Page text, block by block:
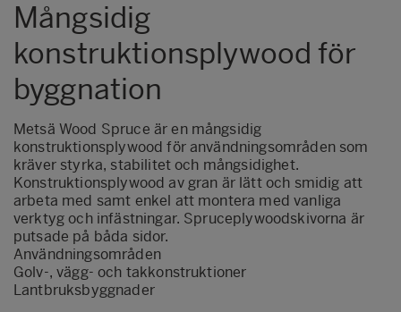
Mångsidig
konstruktionsplywood för
byggnation
Metsä Wood Spruce är en mångsidig
konstruktionsplywood för användningsområden som
kräver styrka, stabilitet och mångsidighet.
Konstruktionsplywood av gran är lätt och smidig att
arbeta med samt enkel att montera med vanliga
verktyg och infästningar. Spruceplywoodskivorna är
putsade på båda sidor.
Användningsområden
Golv-, vägg- och takkonstruktioner
Lantbruksbyggnader